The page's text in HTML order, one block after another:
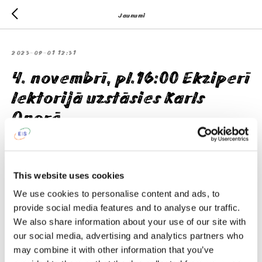
This website uses cookies
We use cookies to personalise content and ads, to
provide social media features and to analyse our traffic.
We also share information about your use of our site with
our social media, advertising and analytics partners who
may combine it with other information that you’ve
Jaunumi
2023-09-01 12:31
4. novembrī, pl.16:00 Ekziperī
lektorijā uzstāsies Karls
Onorē